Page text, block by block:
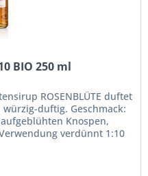
BIO 250 ml
ROSENBLÜTE duftet
duftig. Geschmack:
Knospen,
verdünnt 1:10